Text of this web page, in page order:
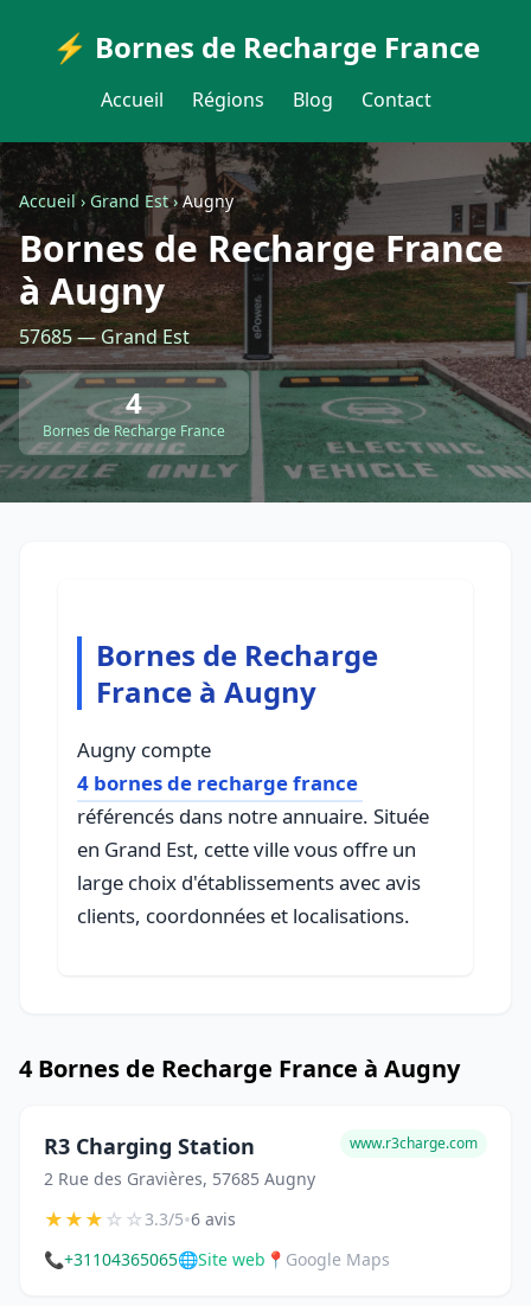
⚡ Bornes de Recharge France
Accueil Régions Blog Contact
Accueil›Grand Est›Augny
Bornes de Recharge France
à Augny
57685 — Grand Est
4
Bornes de Recharge France
Bornes de Recharge
France à Augny
Augny compte
4 bornes de recharge france
référencés dans notre annuaire. Située
en Grand Est, cette ville vous offre un
large choix d'établissements avec avis
clients, coordonnées et localisations.
4 Bornes de Recharge France à Augny
R3 Charging Station
2 Rue des Gravières, 57685 Augny
www.r3charge.com
★★★☆☆3.3/5•6 avis
📞+31104365065🌐Site web 📍 Google Maps